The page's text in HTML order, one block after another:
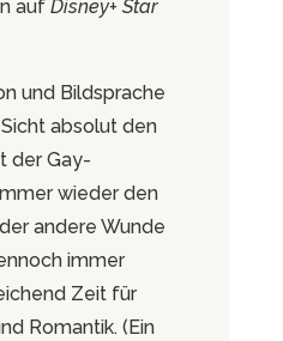
auf Disney+ Star
und Bildsprache
absolut den
der Gay-
wieder den
andere Wunde
immer
Zeit für
Romantik. (Ein